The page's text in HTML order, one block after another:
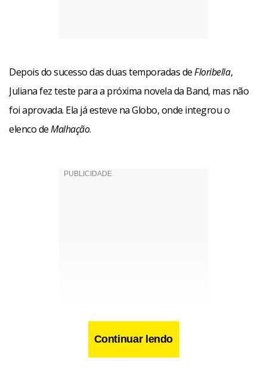
Depois do sucesso das duas temporadas deFloribella,
Juliana fez teste para a próxima novela da Band, mas não
foi aprovada. Ela já esteve na Globo, onde integrou o
elenco deMalhação.
Continuar lendo